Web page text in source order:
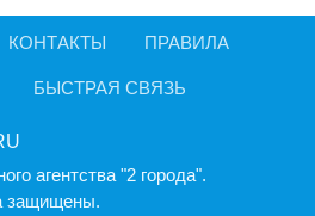
КОНТАКТЫ ПРАВИЛА
БЫСТРАЯ СВЯЗЬ
агентства "2 города".
защищены.